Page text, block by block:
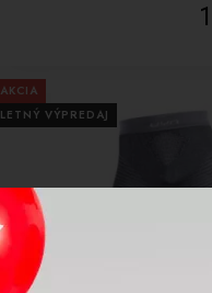
AKCIA
LETNÝ VÝPREDAJ